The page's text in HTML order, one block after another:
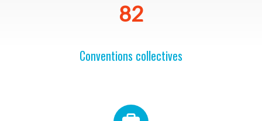
82
Conventions collectives